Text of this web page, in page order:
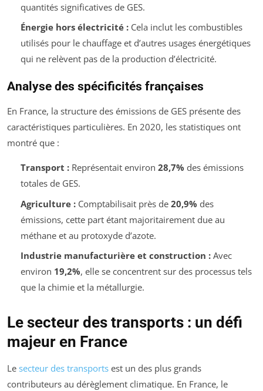
quantités significatives de GES.
Énergie hors électricité :Cela inclut les combustibles
utilisés pour le chauffage et d’autres usages énergétiques
qui ne relèvent pas de la production d’électricité.
Analyse des spécificités françaises
En France, la structure des émissions de GES présente des
caractéristiques particulières. En 2020, les statistiques ont
montré que :
Transport :Représentait environ 28,7% des émissions
totales de GES.
Agriculture :Comptabilisait près de 20,9% des
émissions, cette part étant majoritairement due au
méthane et au protoxyde d’azote.
Industrie manufacturière et construction :Avec
environ 19,2%, elle se concentrent sur des processus tels
que la chimie et la métallurgie.
Le secteur des transports : un défi
majeur en France
Le secteur des transports est un des plus grands
contributeurs au dérèglement climatique. En France, le